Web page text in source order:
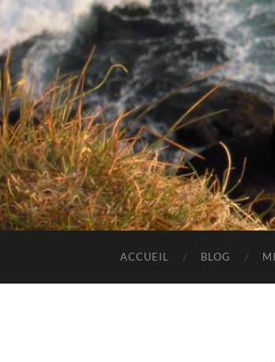
ACCUEIL BLOG